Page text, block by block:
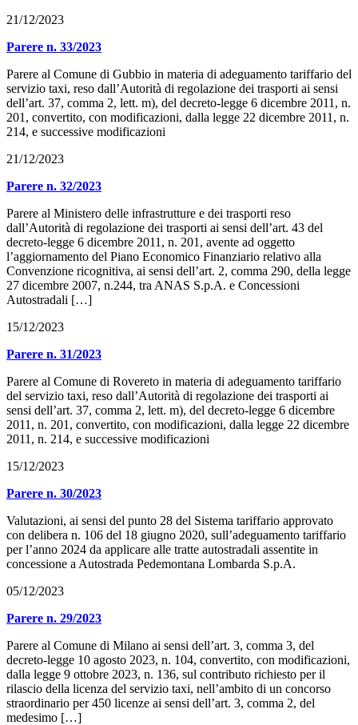
21/12/2023
Parere n. 33/2023
Parere al Comune di Gubbio in materia di adeguamento tariffario del
servizio taxi, reso dall’Autorità di regolazione dei trasporti ai sensi
dell’art. 37, comma 2, lett. m), del decreto-legge 6 dicembre 2011, n.
201, convertito, con modificazioni, dalla legge 22 dicembre 2011, n.
214, e successive modificazioni
21/12/2023
Parere n. 32/2023
Parere al Ministero delle infrastrutture e dei trasporti reso
dall’Autorità di regolazione dei trasporti ai sensi dell’art. 43 del
decreto-legge 6 dicembre 2011, n. 201, avente ad oggetto
l’aggiornamento del Piano Economico Finanziario relativo alla
Convenzione ricognitiva, ai sensi dell’art. 2, comma 290, della legge
27 dicembre 2007, n.244, tra ANAS S.p.A. e Concessioni
Autostradali […]
15/12/2023
Parere n. 31/2023
Parere al Comune di Rovereto in materia di adeguamento tariffario
del servizio taxi, reso dall’Autorità di regolazione dei trasporti ai
sensi dell’art. 37, comma 2, lett. m), del decreto-legge 6 dicembre
2011, n. 201, convertito, con modificazioni, dalla legge 22 dicembre
2011, n. 214, e successive modificazioni
15/12/2023
Parere n. 30/2023
Valutazioni, ai sensi del punto 28 del Sistema tariffario approvato
con delibera n. 106 del 18 giugno 2020, sull’adeguamento tariffario
per l’anno 2024 da applicare alle tratte autostradali assentite in
concessione a Autostrada Pedemontana Lombarda S.p.A.
05/12/2023
Parere n. 29/2023
Parere al Comune di Milano ai sensi dell’art. 3, comma 3, del
decreto-legge 10 agosto 2023, n. 104, convertito, con modificazioni,
dalla legge 9 ottobre 2023, n. 136, sul contributo richiesto per il
rilascio della licenza del servizio taxi, nell’ambito di un concorso
straordinario per 450 licenze ai sensi dell’art. 3, comma 2, del
medesimo […]